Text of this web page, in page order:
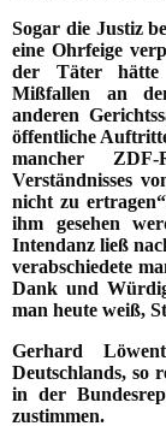
Sogar die Justiz
eine Ohrfeige
der Täter hätte
Mißfallen an
anderen
öffentliche
mancher
Verständnisses
nicht zu
ihm gesehen
Intendanz ließ
verabschiedete
Dank und
man heute weiß,
Gerhard
Deutschlands, so
in der
zustimmen.